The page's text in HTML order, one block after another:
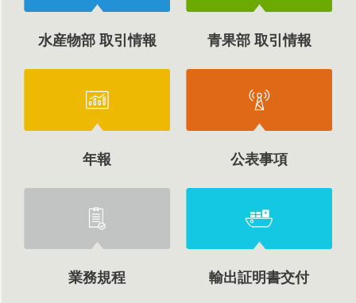
水産物部 取引情報 青果部 取引情報
年報 公表事項
業務規程 輸出証明書交付